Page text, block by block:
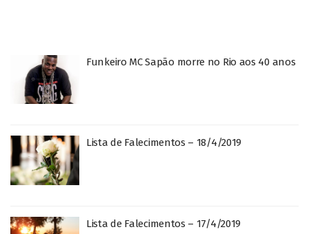
Funkeiro MC Sapão morre no Rio aos 40 anos
Lista de Falecimentos – 18/4/2019
Lista de Falecimentos – 17/4/2019